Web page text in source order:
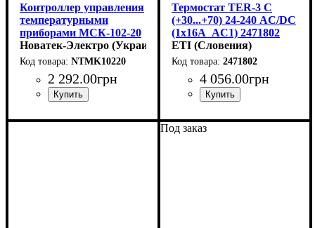
Контроллер управления
температурными
приборами МСК-102-20
Новатек-Электро (Украина)
NTMK10220
2 292.00грн
-45..50
Термостат TER-3 С
(+30...+70) 24-240 AC/DC
(1x16A_AC1) 2471802
ETI (Словения)
2471802
4 056.00грн
°С... + 70 °С
Под заказ